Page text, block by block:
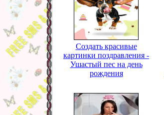
Создать красивые
картинки поздравления -
Ушастый пес на день
рождения